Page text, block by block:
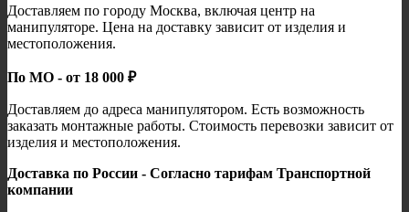
Доставляем по городу Москва, включая центр на
манипуляторе. Цена на доставку зависит от изделия и
местоположения.
По МО - от 18 000 ₽
Доставляем до адреса манипулятором. Есть возможность
заказать монтажные работы. Стоимость перевозки зависит от
изделия и местоположения.
Доставка по России - Согласно тарифам Транспортной
компании